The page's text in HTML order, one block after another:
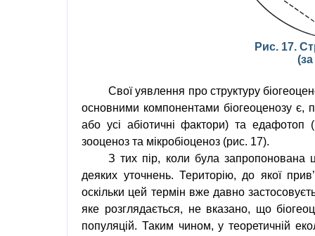
Рис. 17.
(за
Свої уявлення про структуру
основними компонентами біогеоценозу
або усі абіотичні фактори) та едафотоп
зооценоз та мікробіоценоз (рис. 17).
З тих пір, коли була запропонована
деяких уточнень. Територію, до якої
оскільки цей термін вже давно
яке розглядається, не вказано, що
популяцій. Таким чином, у теоретичній